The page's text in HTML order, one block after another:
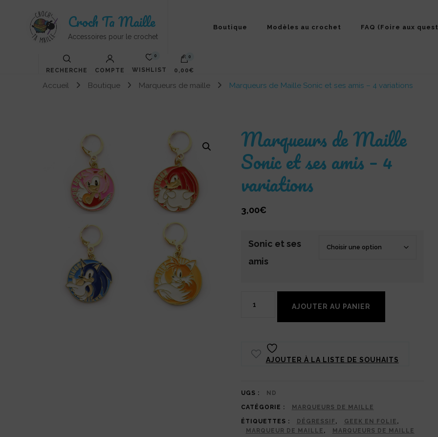
Croch Ta Maille
Accessoires pour le crochet
Boutique Modèles au crochet FAQ (Foire aux
RECHERCHE COMPTE
0
WISHLIST
0
0,00€
Accueil Boutique Marqueurs de maille Marqueurs de Maille Sonic et ses amis – 4 variations
Marqueurs de Maille
Sonic et ses amis – 4
variations
3,00€
Sonic et ses
amis
de
Maille
et
ses
amis
AJOUTER AU PANIER
AJOUTER À LA LISTE DE SOUHAITS
UGS : ND
CATÉGORIE : MARQUEURS DE MAILLE
ÉTIQUETTES : DÉGRESSIF , GEEK EN FOLIE ,
MARQUEUR DE MAILLE , MARQUEURS DE MAILLE